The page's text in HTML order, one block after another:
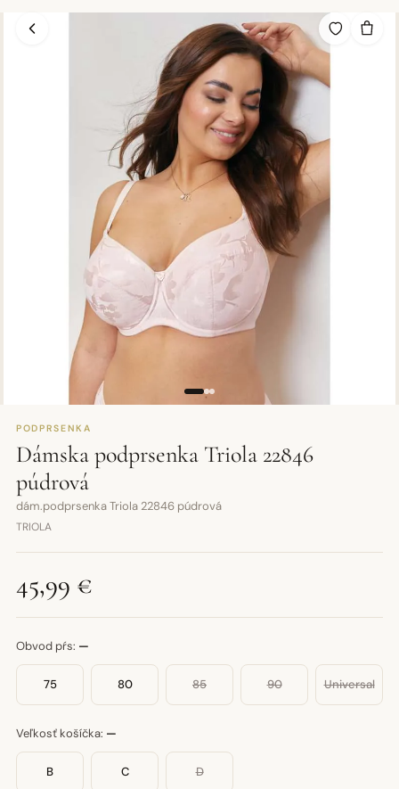
PODPRSENKA
Dámska podprsenka Triola 22846
púdrová
dám.podprsenka Triola 22846 púdrová
TRIOLA
45,99 €
Obvod pŕs: —
75 80 85 90 Universal
Veľkosť košíčka: —
B C D